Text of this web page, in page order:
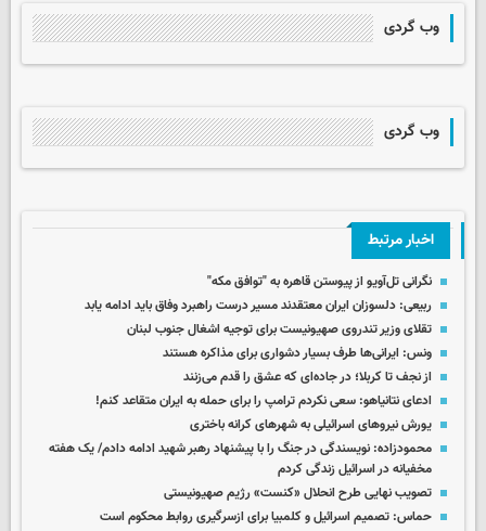
وب گردی
وب گردی
اخبار مرتبط
نگرانی تل‌آویو از پیوستن قاهره به "توافق مکه"
ربیعی: دلسوزان ایران معتقدند مسیر درست راهبرد وفاق باید ادامه یابد
تقلای وزیر تندروی صهیونیست برای توجیه اشغال جنوب لبنان
ونس: ایرانی‌ها طرف بسیار دشواری برای مذاکره هستند
از نجف تا کربلا؛ در جاده‌ای که عشق را قدم می‌زنند
ادعای نتانیاهو: سعی نکردم ترامپ را برای حمله به ایران متقاعد کنم!
یورش نیروهای اسرائیلی به شهرهای کرانه باختری
محمودزاده: نویسندگی در جنگ را با پیشنهاد رهبر شهید ادامه دادم/ یک هفته
مخفیانه در اسرائیل زندگی کردم
تصویب نهایی طرح انحلال «کنست» رژیم صهیونیستی
حماس: تصمیم اسرائیل و کلمبیا برای ازسرگیری روابط محکوم است